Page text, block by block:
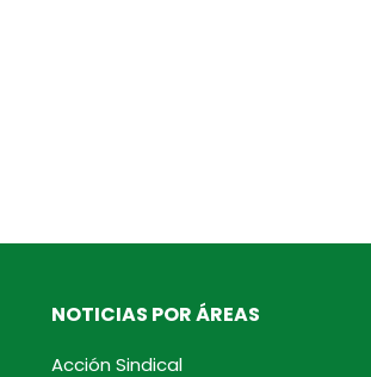
NOTICIAS POR ÁREAS
Acción Sindical